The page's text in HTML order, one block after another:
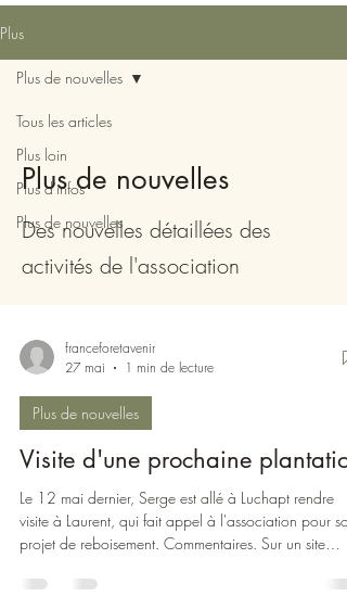
Plus
Tous les articles
Plus loin
Plus d'infos
Plus de nouvelles
Plus de nouvelles
Plus de nouvelles
Des nouvelles détaillées des
activités de l'association
franceforetavenir
27 mai
1 min de lecture
Plus de nouvelles
Visite d'une prochaine plantation
Le 12 mai dernier, Serge est allé à Luchapt rendre
visite à Laurent, qui fait appel à l'association pour son
projet de reboisement. Commentaires. Sur un site
voir : diverses parcelles boisées en bordure de la